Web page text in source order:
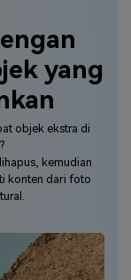
yang
objek ekstra di
kemudian
konten dari foto